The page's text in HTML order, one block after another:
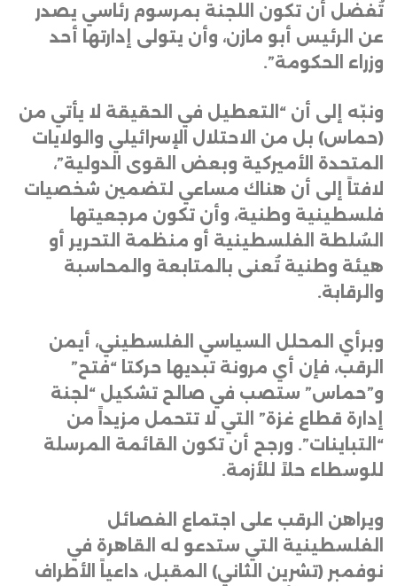
تُفضّل أن تكون اللجنة بمرسوم رئاسي يصدر
عن الرئيس أبو مازن، وأن يتولى إدارتها أحد
وزراء الحكومة”.
ونبّه إلى أن “التعطيل في الحقيقة لا يأتي من
(حماس) بل من الاحتلال الإسرائيلي والولايات
المتحدة الأميركية وبعض القوى الدولية”،
لافتاً إلى أن هناك مساعي لتضمين شخصيات
فلسطينية وطنية، وأن تكون مرجعيتها
السُلطة الفلسطينية أو منظمة التحرير أو
هيئة وطنية تُعنى بالمتابعة والمحاسبة
والرقابة.
وبرأي المحلل السياسي الفلسطيني، أيمن
الرقب، فإن أي مرونة تبديها حركتا “فتح”
و”حماس” ستصب في صالح تشكيل “لجنة
إدارة قطاع غزة” التي لا تتحمل مزيداً من
“التباينات”. ورجح أن تكون القائمة المرسلة
للوسطاء حلاً للأزمة.
ويراهن الرقب على اجتماع الفصائل
الفلسطينية التي ستدعو له القاهرة في
نوفمبر (تشرين الثاني) المقبل، داعياً الأطراف